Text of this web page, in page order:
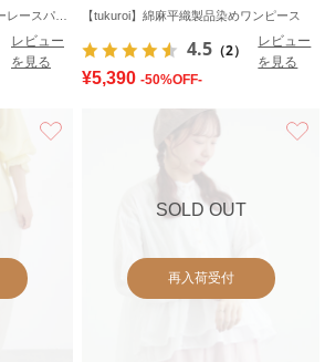
レビュー
を見る
【tukuroi】綿麻平織製品染めワンピース
4.5 （2）
レビュー
を見る
¥5,390 -50%OFF-
SOLD OUT
再入荷受付